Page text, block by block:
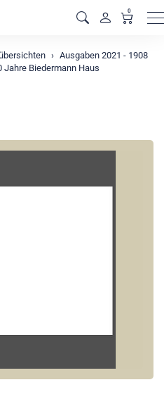
0
Ausgaben 2021 - 1908
Jahre Biedermann Haus